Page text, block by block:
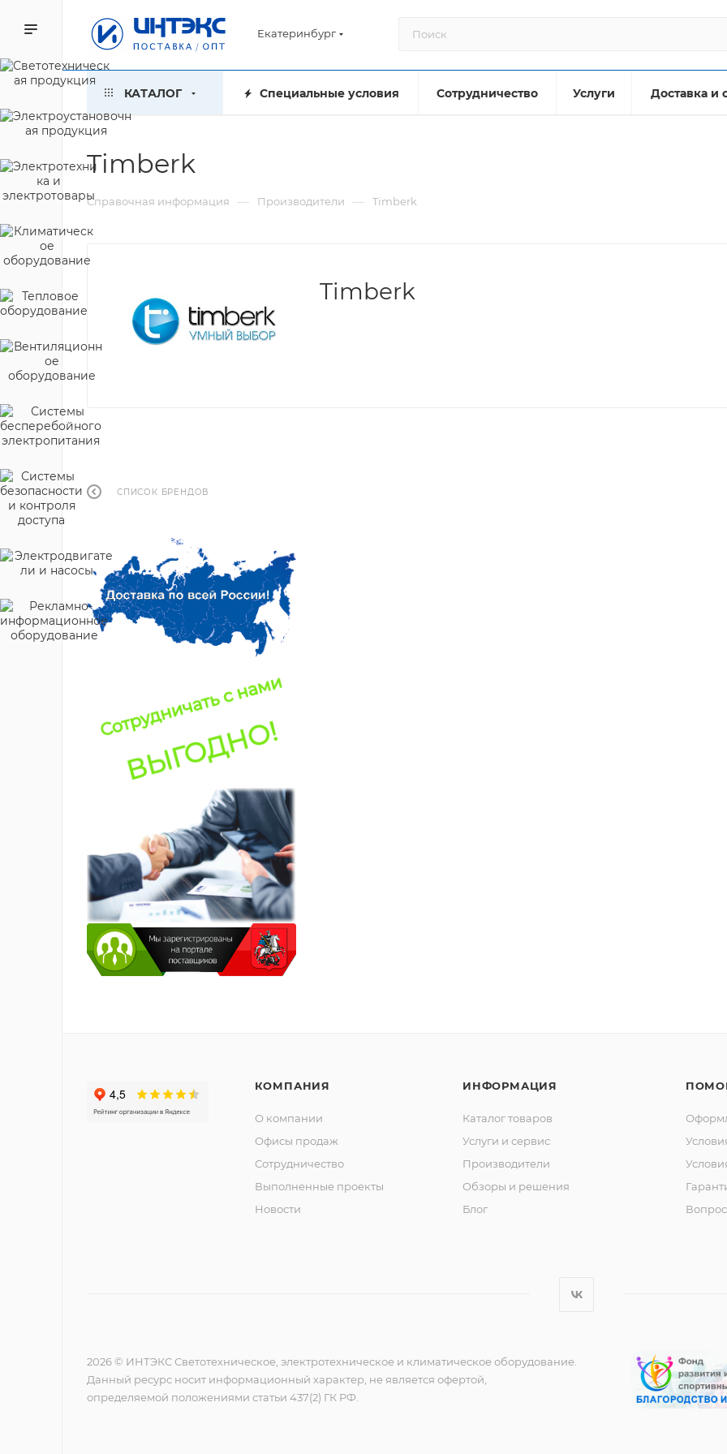
Екатеринбург
КАТАЛОГ Специальные условия Сотрудничество Услуги Доставка и
Timberk
Справочная информация — Производители — Timberk
Timberk
СПИСОК БРЕНДОВ
КОМПАНИЯ
О компании
Офисы продаж
Сотрудничество
Выполненные проекты
Новости
ИНФОРМАЦИЯ
Каталог товаров
Услуги и сервис
Производители
Обзоры и решения
Блог
2026 © ИНТЭКС Светотехническое, электротехническое и климатическое оборудование.
Данный ресурс носит информационный характер, не является офертой,
определяемой положениями статьи 437(2) ГК РФ.